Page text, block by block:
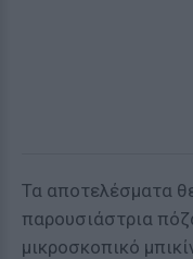
Τα αποτελέσματα
παρουσιάστρια
μικροσκοπικό